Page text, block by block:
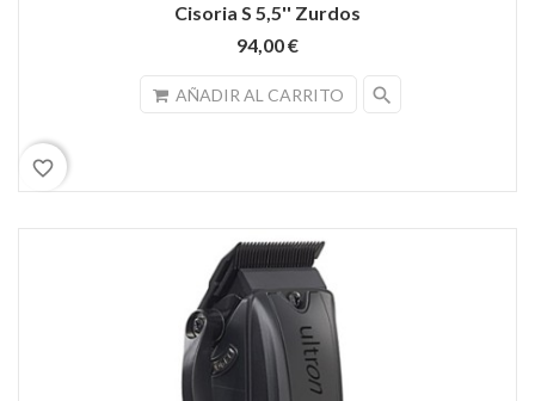
Cisoria S 5,5'' Zurdos
94,00 €
AÑADIR AL CARRITO search
favorite_border